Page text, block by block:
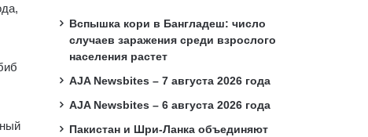
Вспышка кори в Бангладеш: число
случаев заражения среди взрослого
населения растет
AJA Newsbites – 7 августа 2026 года
AJA Newsbites – 6 августа 2026 года
Пакистан и Шри-Ланка объединяют